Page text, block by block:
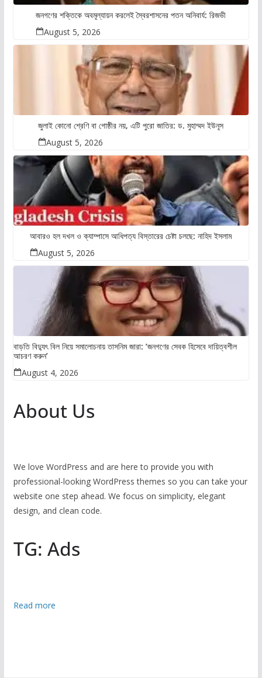
জনগণের শক্তিকে অবমূল্যায়ন করলেই স্বৈরশাসনের পতন অনিবার্য: রিজভী
August 5, 2026
জুলাই কোনো শ্রেণি বা গোষ্ঠীর নয়, এটি পুরো জাতির: ড. মুহাম্মদ ইউনূস
August 5, 2026
আবারও হল দখল ও ক্যাম্পাসে আধিপত্য বিস্তারের চেষ্টা চলছে: নাহিদ ইসলাম
August 5, 2026
বাড়তি বিদ্যুৎ বিল নিয়ে সমালোচনায় তাসনিম জারা: ‘জনগণের সেবক হিসেবে দায়িত্বশীল
আচরণ করুন’
August 4, 2026
About Us
We love WordPress and are here to provide you with
professional-looking WordPress themes so you can take your
website one step ahead. We focus on simplicity, elegant
design, and clean code.
TG: Ads
Read more: